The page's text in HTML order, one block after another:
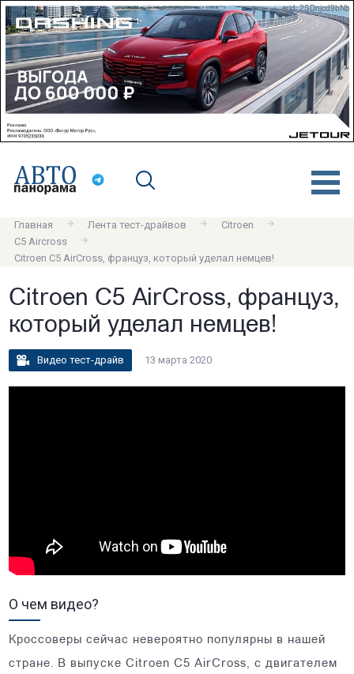
erid: 2SDnjcd9bNb
Главная Лента тест-драйвов
Citroen
C5 Aircross
Citroen C5 AirCross, француз, который уделал немцев!
Citroen C5 AirCross, француз,
который уделал немцев!
Видео тест-драйв 13 марта 2020
О чем видео?
Кроссоверы сейчас невероятно популярны в нашей
стране. В выпуске Citroen C5 AirCross, с двигателем